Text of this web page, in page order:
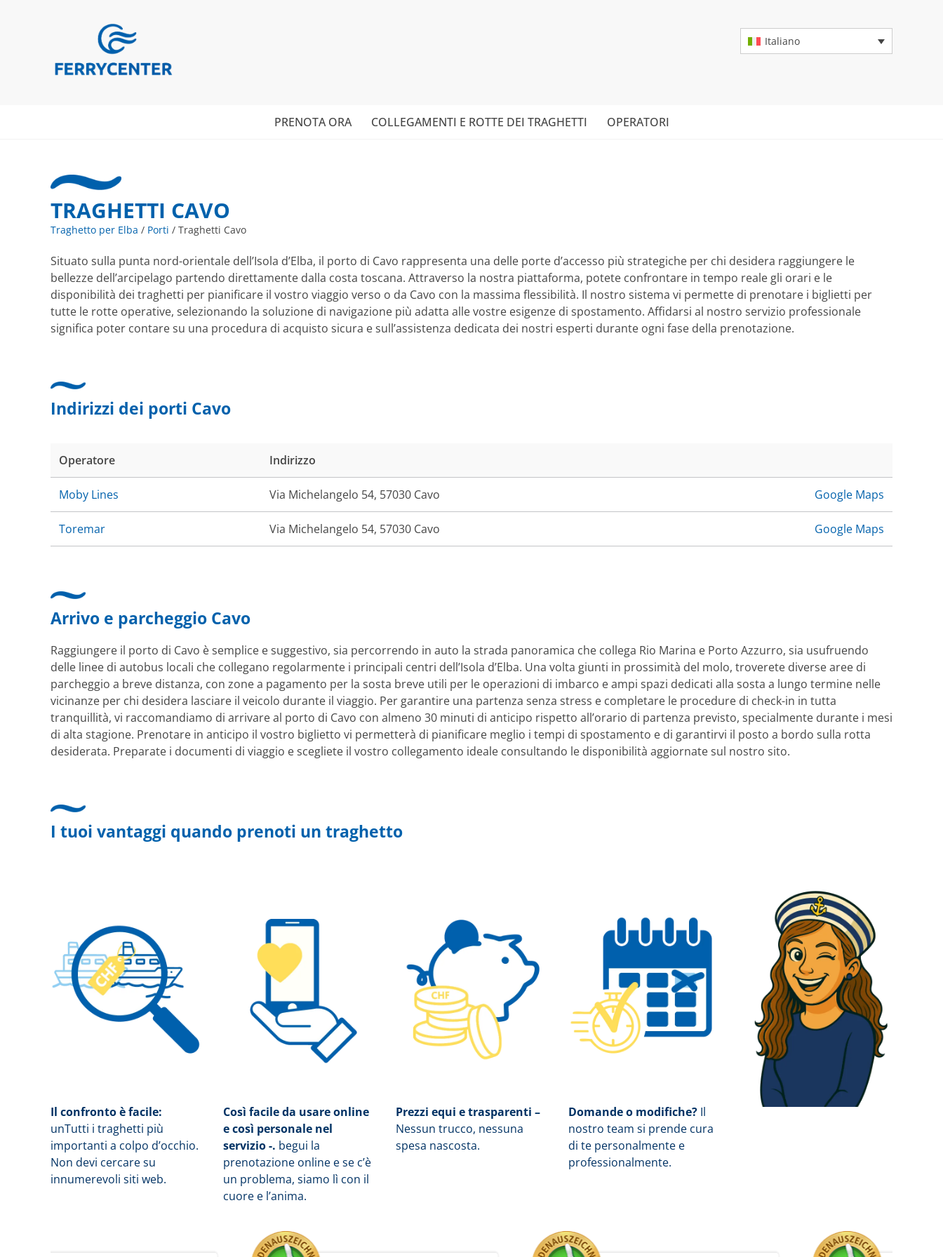
Italiano
PRENOTA ORA COLLEGAMENTI E ROTTE DEI TRAGHETTI OPERATORI
TRAGHETTI CAVO
Traghetto per Elba / Porti / Traghetti Cavo
Situato sulla punta nord-orientale dell’Isola d’Elba, il porto di Cavo rappresenta una delle porte d’accesso più strategiche per chi desidera raggiungere le
bellezze dell’arcipelago partendo direttamente dalla costa toscana. Attraverso la nostra piattaforma, potete confrontare in tempo reale gli orari e le
disponibilità dei traghetti per pianificare il vostro viaggio verso o da Cavo con la massima flessibilità. Il nostro sistema vi permette di prenotare i biglietti per
tutte le rotte operative, selezionando la soluzione di navigazione più adatta alle vostre esigenze di spostamento. Affidarsi al nostro servizio professionale
significa poter contare su una procedura di acquisto sicura e sull’assistenza dedicata dei nostri esperti durante ogni fase della prenotazione.
Indirizzi dei porti Cavo
Operatore Indirizzo
Moby Lines Via Michelangelo 54, 57030 Cavo Google Maps
Toremar Via Michelangelo 54, 57030 Cavo Google Maps
Arrivo e parcheggio Cavo
Raggiungere il porto di Cavo è semplice e suggestivo, sia percorrendo in auto la strada panoramica che collega Rio Marina e Porto Azzurro, sia usufruendo
delle linee di autobus locali che collegano regolarmente i principali centri dell’Isola d’Elba. Una volta giunti in prossimità del molo, troverete diverse aree di
parcheggio a breve distanza, con zone a pagamento per la sosta breve utili per le operazioni di imbarco e ampi spazi dedicati alla sosta a lungo termine nelle
vicinanze per chi desidera lasciare il veicolo durante il viaggio. Per garantire una partenza senza stress e completare le procedure di check-in in tutta
tranquillità, vi raccomandiamo di arrivare al porto di Cavo con almeno 30 minuti di anticipo rispetto all’orario di partenza previsto, specialmente durante i mesi
di alta stagione. Prenotare in anticipo il vostro biglietto vi permetterà di pianificare meglio i tempi di spostamento e di garantirvi il posto a bordo sulla rotta
desiderata. Preparate i documenti di viaggio e scegliete il vostro collegamento ideale consultando le disponibilità aggiornate sul nostro sito.
I tuoi vantaggi quando prenoti un traghetto
Il confronto è facile:
unTutti i traghetti più
importanti a colpo d’occhio.
Non devi cercare su
innumerevoli siti web.
Così facile da usare online
e così personale nel
servizio -. begui la
prenotazione online e se c’è
un problema, siamo lì con il
cuore e l’anima.
Prezzi equi e trasparenti –
Nessun trucco, nessuna
spesa nascosta.
Domande o modifiche? Il
nostro team si prende cura
di te personalmente e
professionalmente.